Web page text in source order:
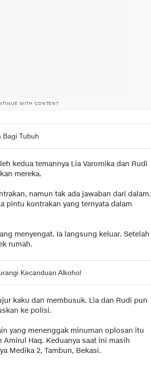
WITH CONTENT
Bagi Tubuh
kedua temannya Lia Varomika dan Rudi
mereka.
namun tak ada jawaban dari dalam.
pintu kontrakan yang ternyata dalam
menyengat. Ia langsung keluar. Setelah
rumah.
Kecanduan Alkohol
kaku dan membusuk. Lia dan Rudi pun
ke polisi.
yang menenggak minuman oplosan itu
Haq. Keduanya saat ini masih
Medika 2, Tambun, Bekasi.